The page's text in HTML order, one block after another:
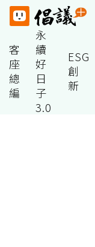
客
座
總
編
永
續
好
日
子
3.0
ESG
創
新